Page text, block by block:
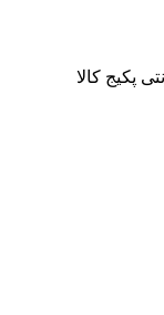
پکیج کالا